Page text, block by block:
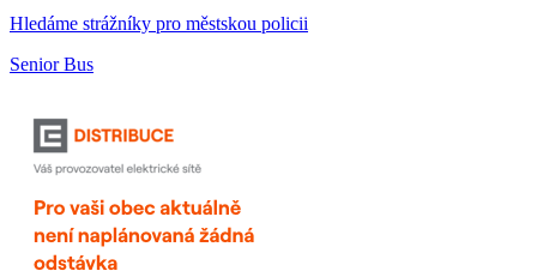
Hledáme strážníky pro městskou policii
Senior Bus